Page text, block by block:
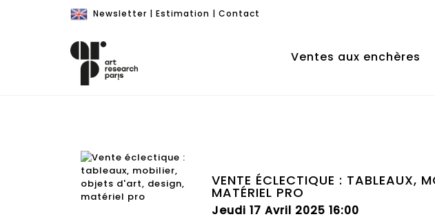
Newsletter | Estimation | Contact
Ventes aux enchères
VENTE ÉCLECTIQUE : TABLEAUX,
MATÉRIEL PRO
Jeudi 17 Avril 2025 16:00